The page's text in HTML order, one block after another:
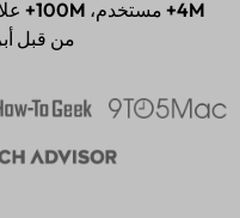
4M+ مستخدم، 100M+
من قبل